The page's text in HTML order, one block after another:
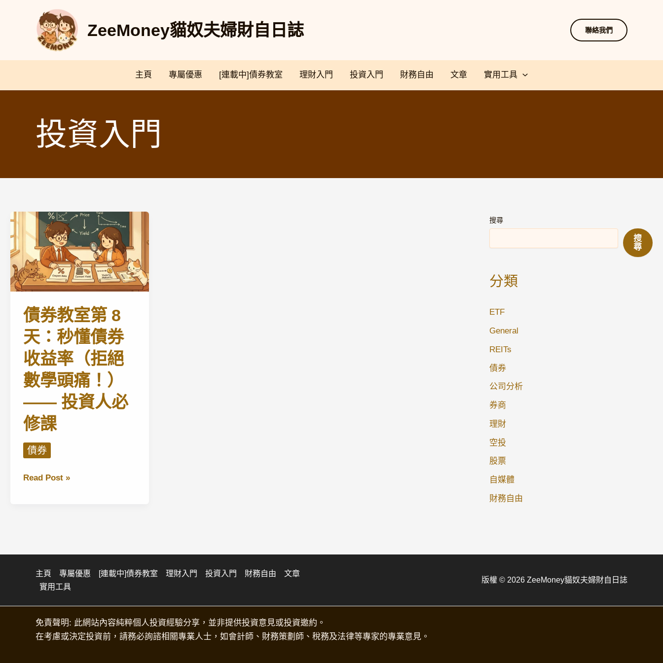
ZeeMoney貓奴夫婦財自日誌 聯絡我們
主頁 專屬優惠 [連載中]債券教室 理財入門 投資入門 財務自由 文章 實用工具
投資入門
債券教室第 8
天：秒懂債券
收益率（拒絕
數學頭痛！）
—— 投資人必
修課
債券
債
Read Post »
搜尋
搜
尋
分類
ETF
General
REITs
債券
公司分析
券商
理財
空投
股票
自媒體
財務自由
主頁 專屬優惠 [連載中]債券教室 理財入門 投資入門 財務自由
文章
實用工具
版權 © 2026 ZeeMoney貓奴夫婦財自日誌
免責聲明: 此網站內容純粹個人投資經驗分享，並非提供投資意見或投資邀約。
在考慮或決定投資前，請務必詢諮相關專業人士，如會計師、財務策劃師、稅務及法律等專家的專業意見。